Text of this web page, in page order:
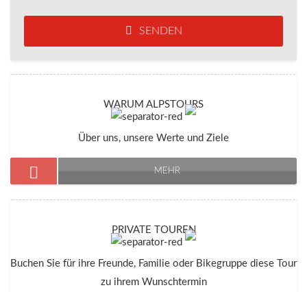
SENDEN
WARUM ALPSTOURS
Über uns, unsere Werte und Ziele
MEHR
PRIVATE TOUREN
Buchen Sie für ihre Freunde, Familie oder Bikegruppe diese Tour
zu ihrem Wunschtermin